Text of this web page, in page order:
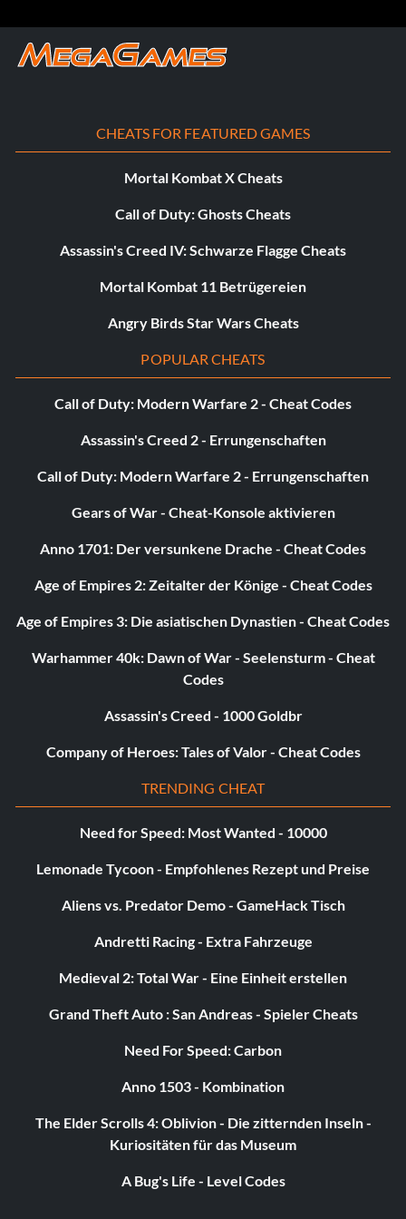
Raxus Duell MP Karte
Rhen Var MP Karte
Jedi-Akademie MP-Karte
Unit Viewer
Making Of FMV
Skizzenbuch
Benutze die Macht/ Bewege dein
Um die Kraft zu nutzen, müssen Sie nur die Y-Taste für ein
Wellen aus deiner Hand. Das ist die Macht. Alle
feindlichen Einheiten sterben mit einem Treffer durch die
Kraft, außer den Super-Kampfdroiden, die zwei Treffer
Um dein Lichtschwert zu werfen, musst du die B-Taste
Stick bewegst, kannst du das Lichtschwert bewegen.
Wie man die dunklen Akolythen
Wenn Sie auf die dunklen Akolythen stecken hören ist ein
hättet ihr unbegrenzte Munition freigeschaltet. Gehen
auf sie ab, bis die drei schließlich in Stücke explodieren.
Strategie der Thule-Mond-Akademie
sehr schwierig. Wenn du Lebenspunkte verlierst und es
auf den Feldern keine Lebenspunkte gibt, verstecke dich
Superblaster stehen. Verstecken Sie sich dort, bis sich
CHEATS FOR FEATURED GAMES
Mortal Kombat X Cheats
Call of Duty: Ghosts Cheats
Assassin's Creed IV: Schwarze Flagge Cheats
Mortal Kombat 11 Betrügereien
Angry Birds Star Wars Cheats
POPULAR CHEATS
Call of Duty: Modern Warfare 2 - Cheat Codes
Assassin's Creed 2 - Errungenschaften
Call of Duty: Modern Warfare 2 - Errungenschaften
Gears of War - Cheat-Konsole aktivieren
Anno 1701: Der versunkene Drache - Cheat Codes
Age of Empires 2: Zeitalter der Könige - Cheat Codes
Age of Empires 3: Die asiatischen Dynastien - Cheat Codes
Warhammer 40k: Dawn of War - Seelensturm - Cheat
Codes
Assassin's Creed - 1000 Goldbr
Company of Heroes: Tales of Valor - Cheat Codes
TRENDING CHEAT
Need for Speed: Most Wanted - 10000
Lemonade Tycoon - Empfohlenes Rezept und Preise
Aliens vs. Predator Demo - GameHack Tisch
Andretti Racing - Extra Fahrzeuge
Medieval 2: Total War - Eine Einheit erstellen
Grand Theft Auto : San Andreas - Spieler Cheats
Need For Speed: Carbon
Anno 1503 - Kombination
The Elder Scrolls 4: Oblivion - Die zitternden Inseln -
Kuriositäten für das Museum
A Bug's Life - Level Codes